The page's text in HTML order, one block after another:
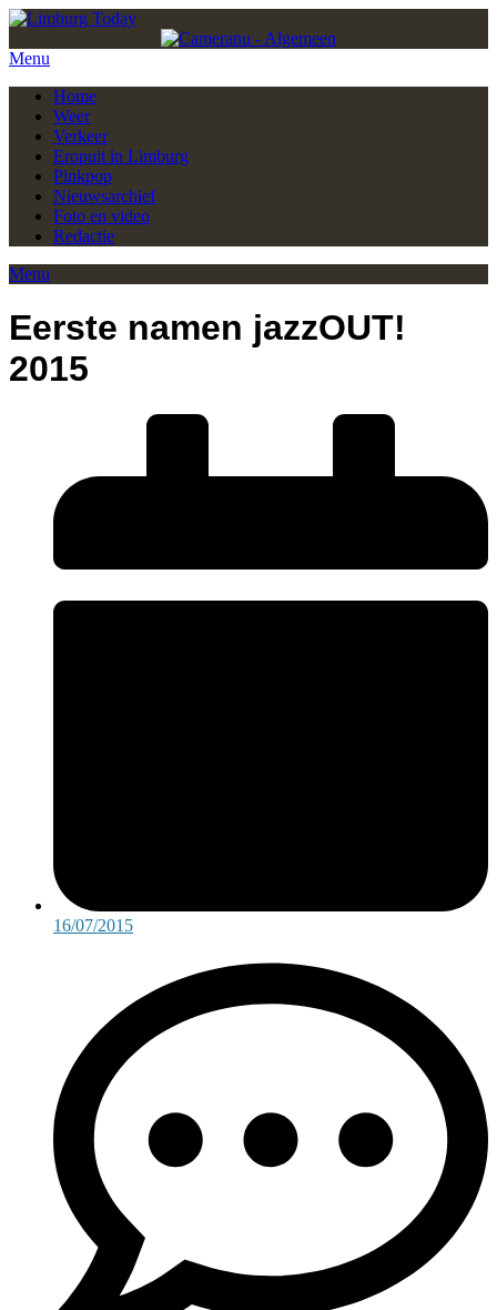
Menu
Home
Weer
Verkeer
Eropuit in Limburg
Pinkpop
Nieuwsarchief
Foto en video
Redactie
Menu
Eerste namen jazzOUT!
2015
16/07/2015